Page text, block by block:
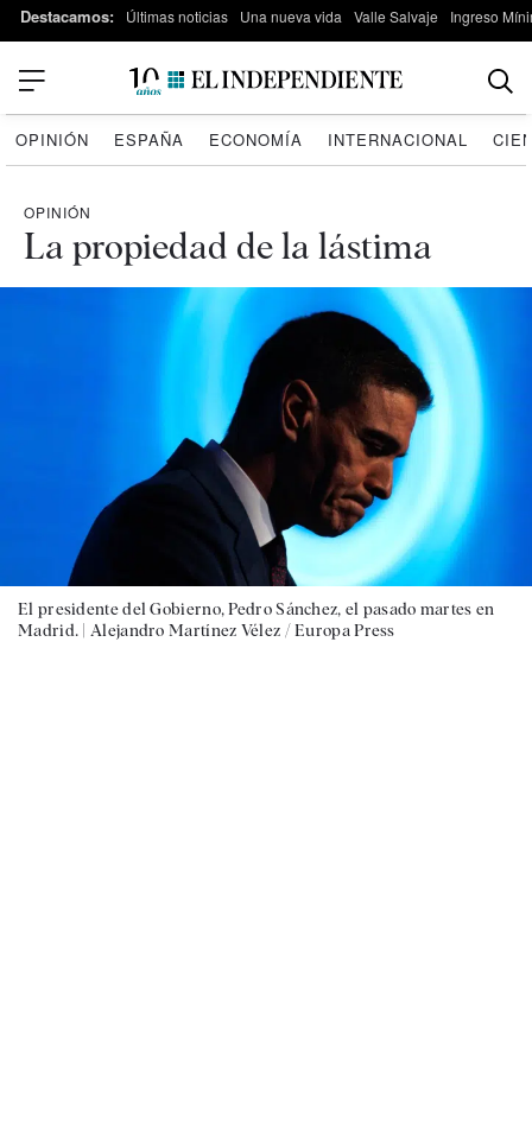
Destacamos: Últimas noticias Una nueva vida Valle Salvaje Ingreso
OPINIÓN ESPAÑA ECONOMÍA INTERNACIONAL
OPINIÓN
La propiedad de la lástima
El presidente del Gobierno, Pedro Sánchez, el pasado martes en
Madrid. | Alejandro Martínez Vélez / Europa Press